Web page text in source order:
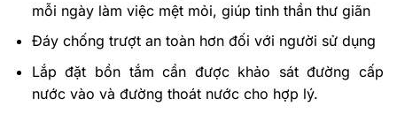
mỗi ngày làm việc mệt mỏi, giúp tinh thần thư giãn
Đáy chống trượt an toàn hơn đối với người sử dụng
Lắp đặt bồn tắm cần được khảo sát đường cấp
nước vào và đường thoát nước cho hợp lý.